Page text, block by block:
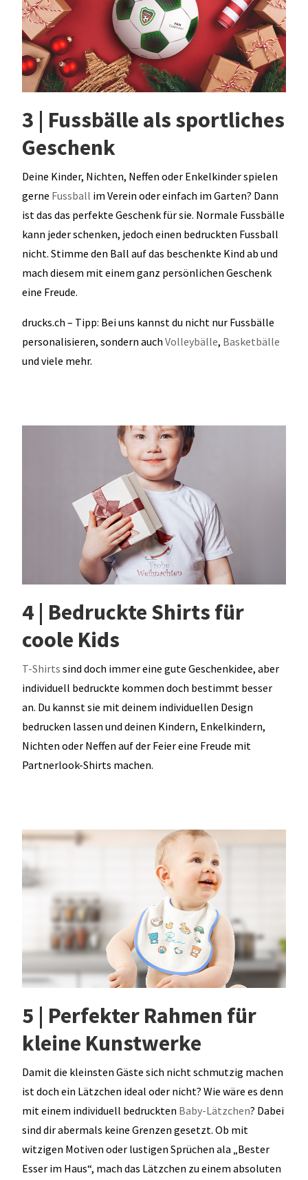
3 | Fussbälle als sportliches
Geschenk
Deine Kinder, Nichten, Neffen oder Enkelkinder spielen
gerne Fussball im Verein oder einfach im Garten? Dann
ist das das perfekte Geschenk für sie. Normale Fussbälle
kann jeder schenken, jedoch einen bedruckten Fussball
nicht. Stimme den Ball auf das beschenkte Kind ab und
mach diesem mit einem ganz persönlichen Geschenk
eine Freude.
drucks.ch – Tipp: Bei uns kannst du nicht nur Fussbälle
personalisieren, sondern auch Volleybälle, Basketbälle
und viele mehr.
4 | Bedruckte Shirts für
coole Kids
T-Shirts sind doch immer eine gute Geschenkidee, aber
individuell bedruckte kommen doch bestimmt besser
an. Du kannst sie mit deinem individuellen Design
bedrucken lassen und deinen Kindern, Enkelkindern,
Nichten oder Neffen auf der Feier eine Freude mit
Partnerlook-Shirts machen.
5 | Perfekter Rahmen für
kleine Kunstwerke
Damit die kleinsten Gäste sich nicht schmutzig machen
ist doch ein Lätzchen ideal oder nicht? Wie wäre es denn
mit einem individuell bedruckten Baby-Lätzchen? Dabei
sind dir abermals keine Grenzen gesetzt. Ob mit
witzigen Motiven oder lustigen Sprüchen ala „Bester
Esser im Haus“, mach das Lätzchen zu einem absoluten